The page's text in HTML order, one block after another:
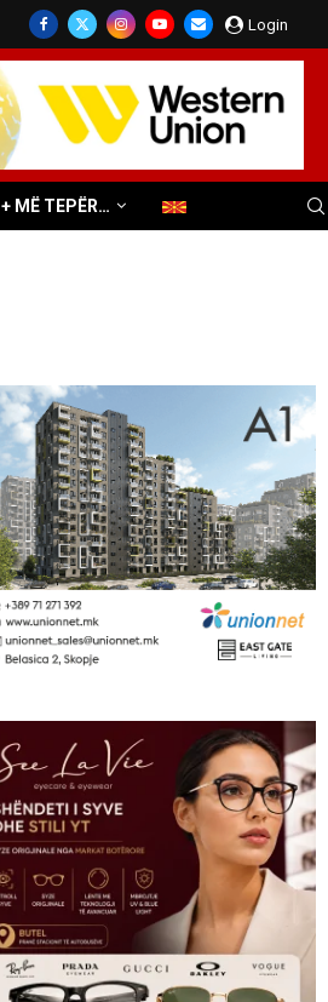
Login
+ MË TEPËR…